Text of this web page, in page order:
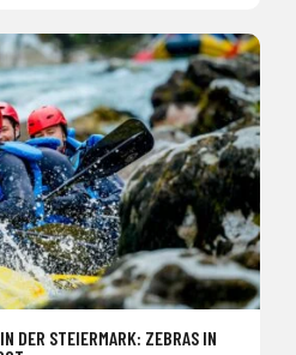
DER STEIERMARK: ZEBRAS IN